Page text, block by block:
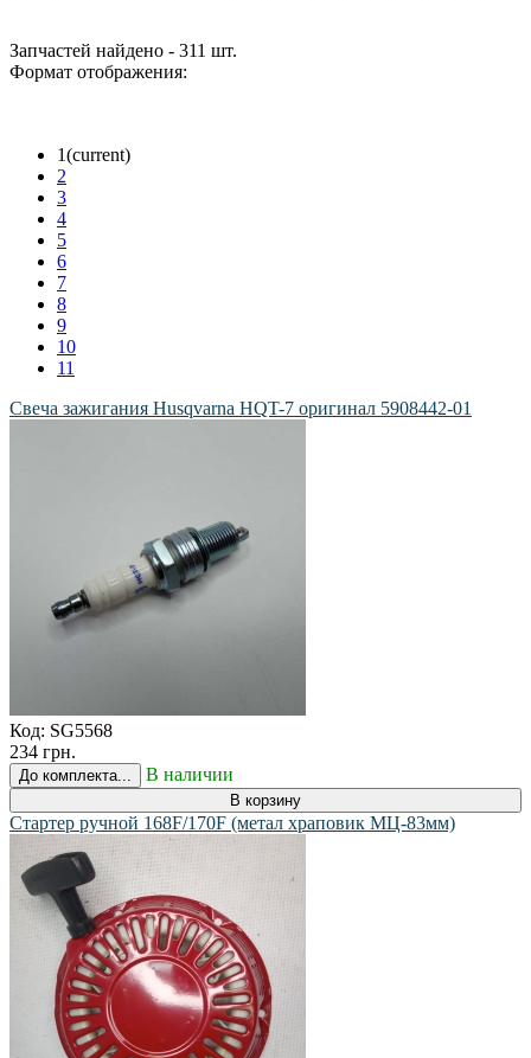
Запчастей найдено - 311 шт.
Формат отображения:
1(current)
2
3
4
5
6
7
8
9
10
11
Свеча зажигания Husqvarna HQT-7 оригинал 5908442-01
Код: SG5568
234 грн.
До комплекта... В наличии
В корзину
Стартер ручной 168F/170F (метал храповик МЦ-83мм)